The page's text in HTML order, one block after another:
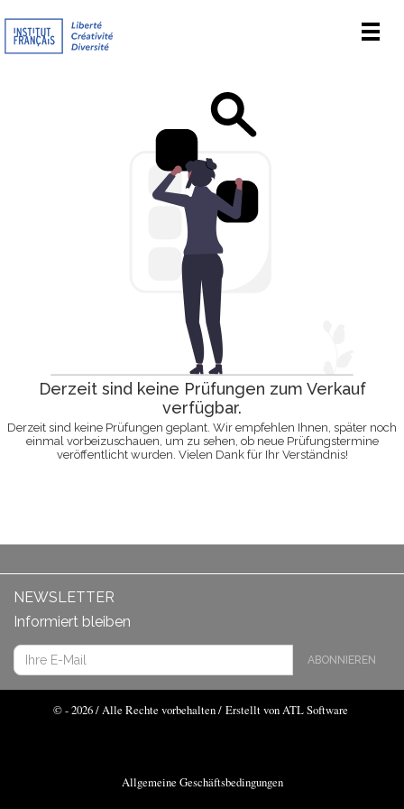
Derzeit sind keine Prüfungen zum Verkauf
verfügbar.
Derzeit sind keine Prüfungen geplant. Wir empfehlen Ihnen, später noch
einmal vorbeizuschauen, um zu sehen, ob neue Prüfungstermine
veröffentlicht wurden. Vielen Dank für Ihr Verständnis!
NEWSLETTER
Informiert bleiben
ABONNIEREN
© - 2026 / Alle Rechte vorbehalten / Erstellt von ATL Software
Allgemeine Geschäftsbedingungen